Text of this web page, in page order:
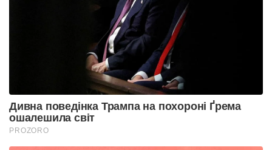
Дивна поведінка Трампа на похороні Ґрема
ошалешила світ
PROZORO